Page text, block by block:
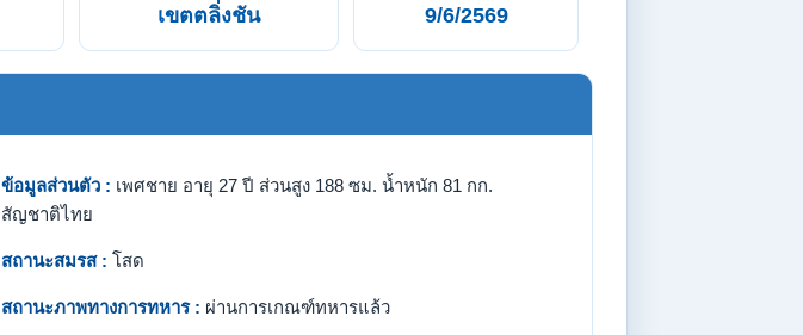
เขตตลิ่งชัน 9/6/2569
ข้อมูลส่วนตัว : เพศชาย อายุ 27 ปี ส่วนสูง 188 ซม. น้ำหนัก 81 กก.
สัญชาติไทย
สถานะสมรส : โสด
สถานะภาพทางการทหาร : ผ่านการเกณฑ์ทหารแล้ว